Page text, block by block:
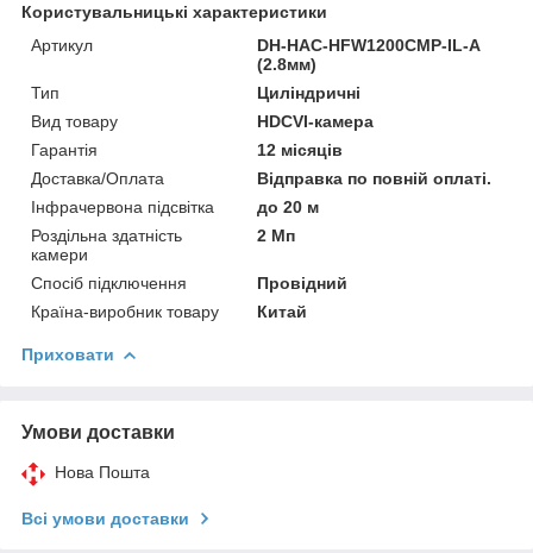
Користувальницькі характеристики
Артикул
DH-HAC-HFW1200CMP-IL-A
(2.8мм)
Тип
Циліндричні
Вид товару
HDCVI-камера
Гарантія
12 місяців
Доставка/Оплата
Відправка по повній оплаті.
Інфрачервона підсвітка
до 20 м
Роздільна здатність
камери
2 Мп
Спосіб підключення
Провідний
Країна-виробник товару
Китай
Приховати
Умови доставки
Нова Пошта
Всі умови доставки